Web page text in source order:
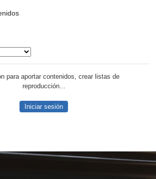
para aportar contenidos, crear listas de
reproducción...
Iniciar sesión